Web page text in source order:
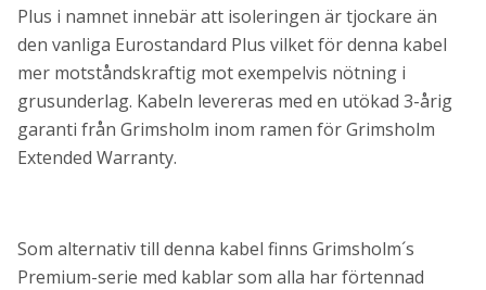
Plus i namnet innebär att isoleringen är tjockare än
den vanliga Eurostandard Plus vilket för denna kabel
mer motståndskraftig mot exempelvis nötning i
grusunderlag. Kabeln levereras med en utökad 3-årig
garanti från Grimsholm inom ramen för Grimsholm
Extended Warranty.
Som alternativ till denna kabel finns Grimsholm´s
Premium-serie med kablar som alla har förtennad